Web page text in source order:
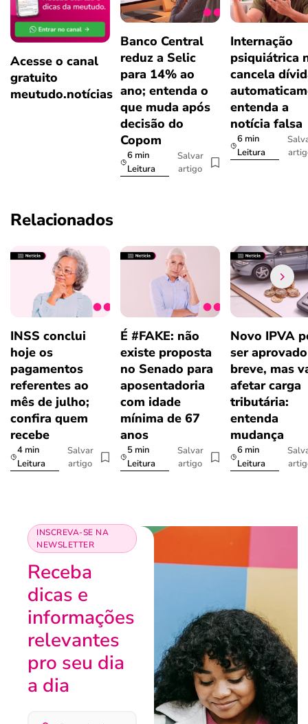
Acesse o canal
gratuito
meutudo.notícias
Banco Central
reduz a Selic
para 14% ao
ano; entenda o
que muda após
decisão do
Copom
6 min
Leitura
Salvar
artigo
Internação
psiquiátrica
cancela
entenda a
notícia falsa
6 min
Leitura
Relacionados
INSS conclui
hoje os
pagamentos
referentes ao
mês de julho;
confira quem
recebe
4 min
Leitura
Salvar
artigo
É #FAKE: não
existe proposta
no Senado para
aposentadoria
com idade
mínima de 67
anos
5 min
Leitura
Salvar
artigo
Novo IPVA
ser
breve, mas
afetar carga
tributária:
entenda
mudança
6 min
Leitura
INSCREVA-SE NA
NEWSLETTER
Receba
dicas e
informações
relevantes
pro seu dia
a dia